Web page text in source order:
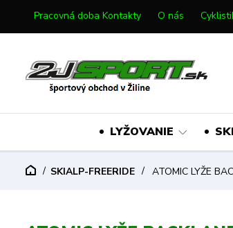
Pracovná doba Kontakty O nás
LYŽOVANIE
SKIALP-FREERIDE ATOMIC LYŽE